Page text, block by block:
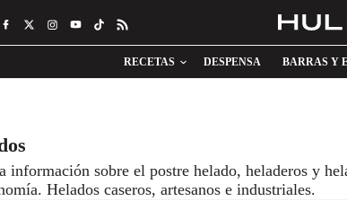
RECETAS DESPENSA BARRAS Y
información sobre el postre helado, heladeros y
Helados caseros, artesanos e industriales.